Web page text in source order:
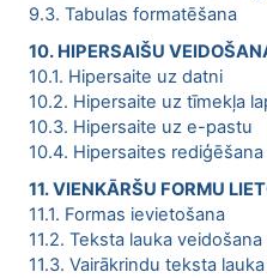
9.3. Tabulas formatēšana
10. HIPERSAIŠU
10.1. Hipersaite uz datni
10.2. Hipersaite uz tīmekļa
10.3. Hipersaite uz e-pastu
10.4. Hipersaites
11. VIENKĀRŠU FORMU
11.1. Formas ievietošana
11.2. Teksta lauka veidošana
11.3. Vairākrindu teksta